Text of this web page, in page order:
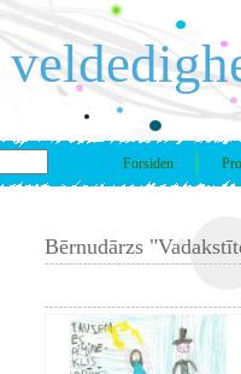
Forsiden
Bērnudārzs